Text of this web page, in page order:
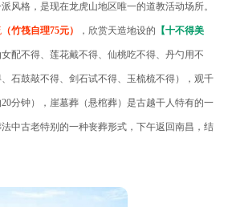
风格，是现在龙虎山地区唯一的道教活动场所。
（竹筏自理75元） ，欣赏天造地设的 【十不得美
女配不得、莲花戴不得、仙桃吃不得、丹勺用不
石鼓敲不得、剑石试不得、玉梳梳不得），观千
20分钟），崖墓葬（悬棺葬）是古越干人特有的一
中古老特别的一种丧葬形式，下午返回南昌，结